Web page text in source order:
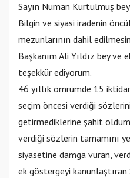
Sayın Numan Kurtulmuş
Bilgin ve siyasi iradenin
mezunlarının dahil
Başkanım Ali Yıldız bey ve
teşekkür ediyorum.
46 yıllık ömrümde 15
seçim öncesi verdiği
getirmediklerine şahit
verdiği sözlerin tamamını
siyasetine damga vuran,
ek göstergeyi kanunlaştıran